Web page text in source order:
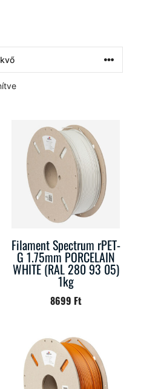
Filament Spectrum rPET-
G 1.75mm PORCELAIN
WHITE (RAL 280 93 05)
1kg
8699 Ft